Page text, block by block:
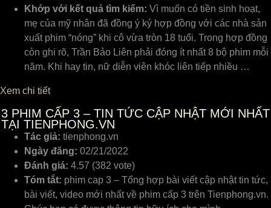
Khớp với kết quả tìm kiếm: Vì muốn có tiền sinh hoạt,
mẹ của mỹ nhân đã đồng ý ký hợp đồng với các nhà sản
xuất phim “nóng” khi cô vừa tròn 18 tuổi. Trong hợp đồng
còn ghi rõ, Trần Bảo Liên phải đóng ít nhất 8 bộ phim mỗi
năm. Khi hay tin, nữ diễn viên khóc liên tiếp nhiều …
Xem chi tiết
3 PHIM CẤP 3 – TIN TỨC CẬP NHẬT MỚI NHẤT
TẠI TIENPHONG.VN
Tác giả: tienphong.vn
Ngày đăng: 02/21/2022
Đánh giá: 4.57 (382 vote)
Tóm tắt: phim cap 3 – Tổng hợp bài viết cập nhật tin tức,
bài viết, video mới nhất về phim cấp 3 trên Tienphong.vn.